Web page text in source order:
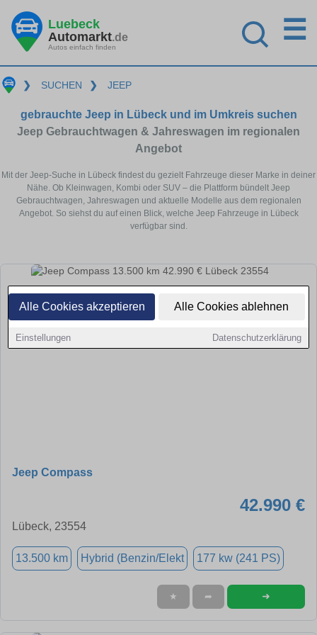
Alle Cookies akzeptieren Alle Cookies ablehnen
Einstellungen Datenschutzerklärung
Luebeck
Automarkt.de
Autos einfach finden
☰
❯ SUCHEN ❯ JEEP
gebrauchte Jeep in Lübeck und im Umkreis suchen
Jeep Gebrauchtwagen & Jahreswagen im regionalen
Angebot
Mit der Jeep-Suche in Lübeck findest du gezielt Fahrzeuge dieser Marke in deiner
Nähe. Ob Kleinwagen, Kombi oder SUV – die Plattform bündelt Jeep
Gebrauchtwagen, Jahreswagen und aktuelle Modelle aus dem regionalen
Angebot. So siehst du auf einen Blick, welche Jeep Fahrzeuge in Lübeck
verfügbar sind.
Jeep Compass
42.990 €
Lübeck, 23554
13.500 km Hybrid (Benzin/Elekt 177 kw (241 PS)
★ ➦ ➜